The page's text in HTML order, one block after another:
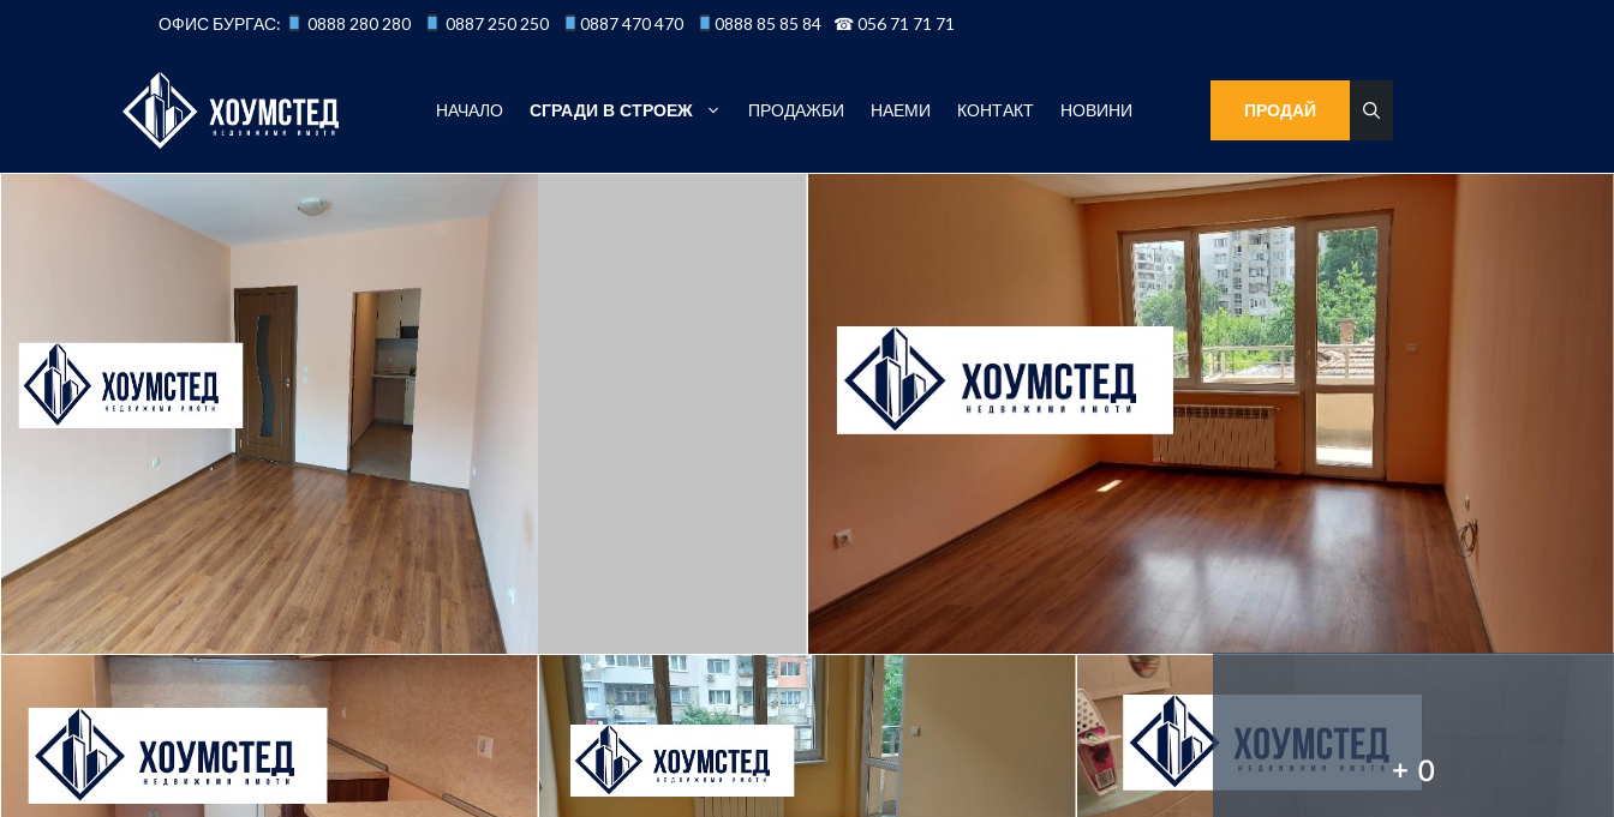
ОФИС БУРГАС: 0888 280 280 0887 250 250 0887 470 470 0888 85 85 84 ☎ 056 71 71 71
НАЧАЛО СГРАДИ В СТРОЕЖ ПРОДАЖБИ НАЕМИ КОНТАКТ НОВИНИ ПРОДАЙ
+ 0